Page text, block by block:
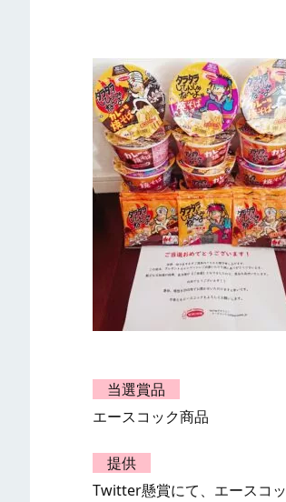
当選賞品
エースコック商品
提供
Twitter懸賞にて、エースコ